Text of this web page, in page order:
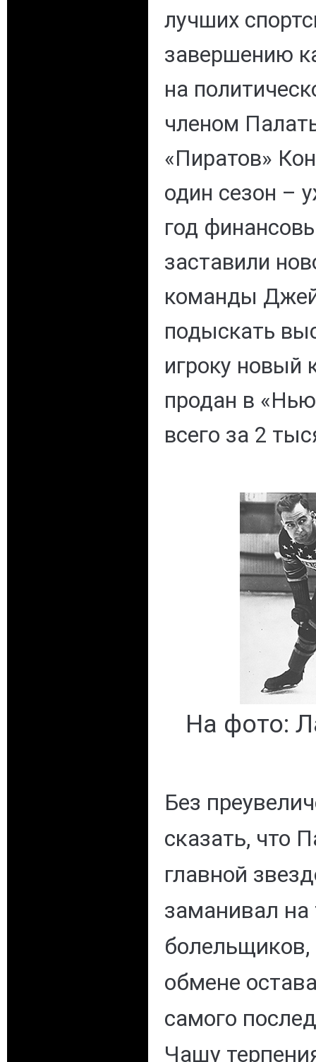
лучших
завершению
на
членом
«Пиратов»
один сезон –
год
заставили
команды
подыскать
игроку новый
продан в
всего за 2
На фото:
Без
сказать, что
главной
заманивал
болельщиков,
обмене
самого
Чашу